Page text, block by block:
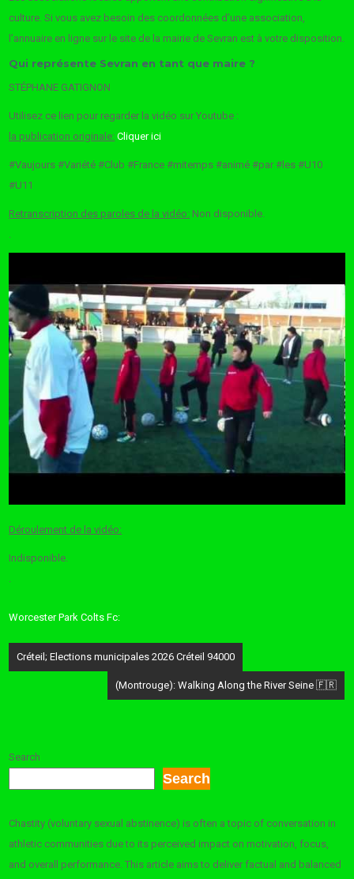
culture. Si vous avez besoin des coordonnées d’une association,
l’annuaire en ligne sur le site de la mairie de Sevran est à votre disposition.
Qui représente Sevran en tant que maire ?
STÉPHANE GATIGNON
Utilisez ce lien pour regarder la vidéo sur Youtube :
la publication originale: Cliquer ici
#Vaujours #Variété #Club #France #mitemps #animé #par #les #U10
#U11
Retranscription des paroles de la vidéo: Non disponible.
Déroulement de la vidéo:
Indisponible.
Worcester Park Colts Fc:
Post
navigation
Créteil; Elections municipales 2026 Créteil 94000
(Montrouge): Walking Along the River Seine 🇫🇷
Search
Search
Chastity (voluntary sexual abstinence) is often a topic of conversation in
athletic communities due to its perceived impact on motivation, focus,
and overall performance. This article aims to deliver factual and balanced